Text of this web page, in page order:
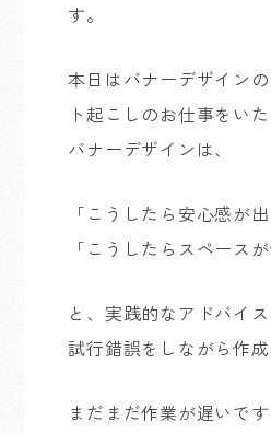
す。
本日はバナーデザイン
ト起こしのお仕事をいた
バナーデザインは、
「こうしたら安心感が出
「こうしたらスペース
と、実践的なアドバイス
試行錯誤をしながら作成
まだまだ作業が遅いです